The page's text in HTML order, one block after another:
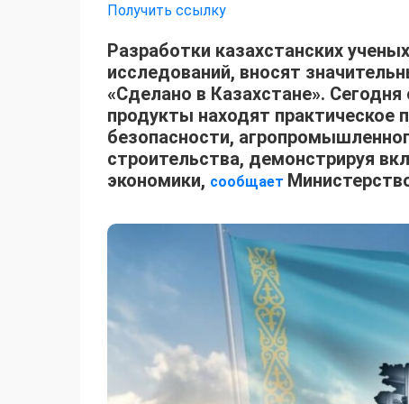
Получить ссылку
Разработки казахстанских
исследований, вносят
«Сделано в Казахстане».
продукты находят практическое
безопасности,
строительства, демонстрируя
экономики, сообщает